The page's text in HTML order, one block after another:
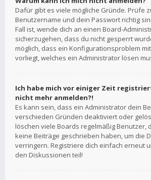
Dafür gibt es viele mögliche Gründe. Prüfe
Benutzername und dein Passwort richtig
Fall ist, wende dich an einen Board-
sicherzugehen, dass du nicht gesperrt
möglich, dass ein Konfigurationsproblem
vorliegt, welches ein Administrator lösen
Ich habe mich vor einiger Zeit
nicht mehr anmelden?!
Es kann sein, dass ein Administrator dein
verschieden Gründen deaktiviert oder
löschen viele Boards regelmäßig Benutzer,
keine Beiträge geschrieben haben, um die
verringern. Registriere dich einfach erneut
den Diskussionen teil!